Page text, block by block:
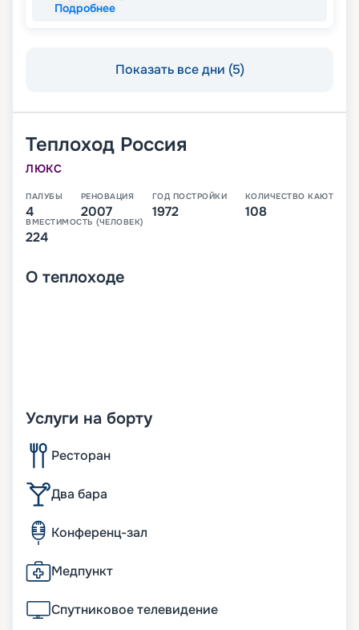
Подробнее
Показать все дни (5)
Теплоход Россия
ЛЮКС
ПАЛУБЫ
4
РЕНОВАЦИЯ
2007
ГОД ПОСТРОЙКИ
1972
КОЛИЧЕСТВО КАЮТ
108
ВМЕСТИМОСТЬ (ЧЕЛОВЕК)
224
О теплоходе
Услуги на борту
Ресторан
Два бара
Конференц-зал
Медпункт
Спутниковое телевидение